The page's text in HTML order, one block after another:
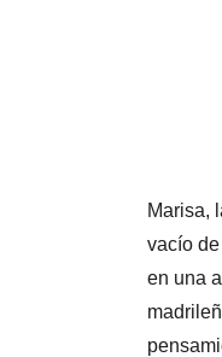
Marisa,
vacío
en una